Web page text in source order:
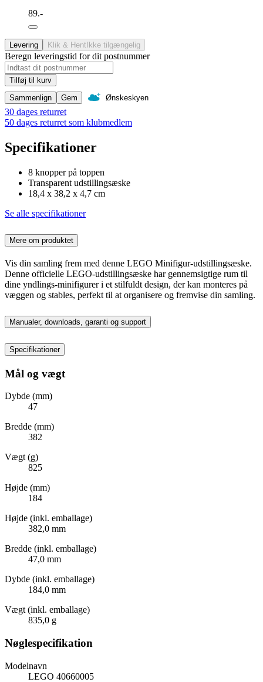
89.-
Levering Klik & Hent Ikke tilgængelig
Beregn leveringstid for dit postnummer
Tilføj til kurv
Sammenlign
Gem Ønskeskyen
30 dages returret
50 dages returret som klubmedlem
Specifikationer
8 knopper på toppen
Transparent udstillingsæske
18,4 x 38,2 x 4,7 cm
Se alle specifikationer
Mere om produktet
Vis din samling frem med denne LEGO Minifigur-udstillingsæske.
Denne officielle LEGO-udstillingsæske har gennemsigtige rum til
dine yndlings-minifigurer i et stilfuldt design, der kan monteres på
væggen og stables, perfekt til at organisere og fremvise din samling.
Manualer, downloads, garanti og support
Specifikationer
Mål og vægt
Dybde (mm)
47
Bredde (mm)
382
Vægt (g)
825
Højde (mm)
184
Højde (inkl. emballage)
382,0 mm
Bredde (inkl. emballage)
47,0 mm
Dybde (inkl. emballage)
184,0 mm
Vægt (inkl. emballage)
835,0 g
Nøglespecifikation
Modelnavn
LEGO 40660005